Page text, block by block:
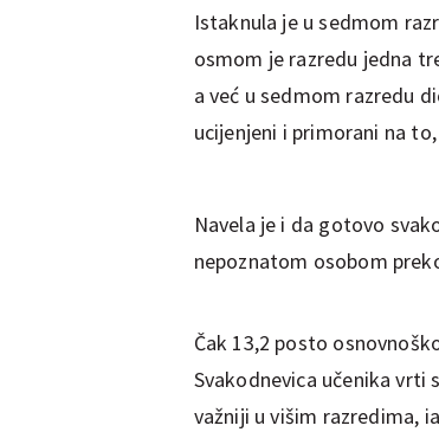
Istaknula je u sedmom
osmom je razredu jedna
a već u sedmom razredu
ucijenjeni i primorani na
Navela je i da gotovo
nepoznatom osobom
Čak 13,2 posto
Svakodnevica učenika vrti
važniji u višim razredima,